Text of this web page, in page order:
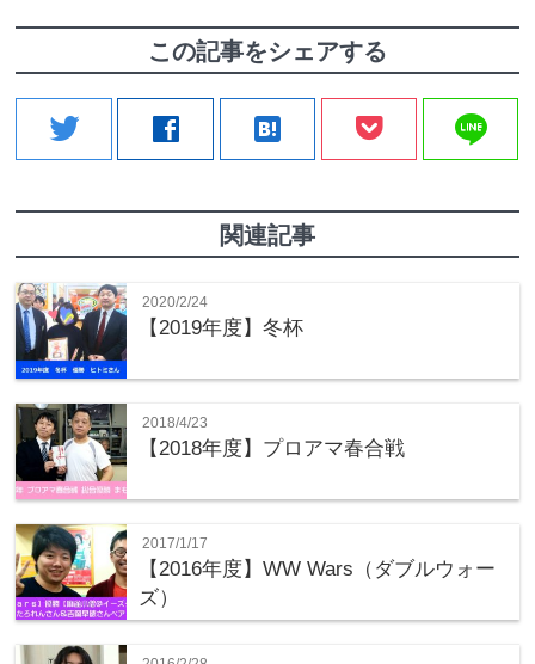
この記事をシェアする
twitter facebook hatenabookmark line
関連記事
2020/2/24
【2019年度】冬杯
2018/4/23
【2018年度】プロアマ春合戦
2017/1/17
【2016年度】WW Wars（ダブルウォー
ズ）